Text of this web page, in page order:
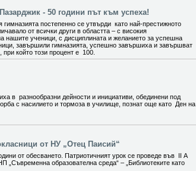
- 50 години път към успеха!
постепенно се утвърди като най-престижното
от всички други в областта – с високия
нашите ученици, с дисциплината и желанието за успешна
завършили гимназията, успешно завършиха и завършват
който този процент е 100.
в разнообразни дейности и инициативи, обединени под
с насилието и тормоза в училище, познат още като Ден на
от НУ „Отец Паисий“
от обесването. Патриотичният урок се проведе във II А
„Съвременна образователна среда“ – „Библиотеките като